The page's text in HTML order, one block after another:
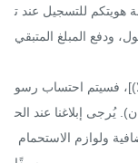
هويتكم للتسجيل عند ت
ودفع المبلغ المتبقي.
من ٦ سنوات (شاملًا)]، فسيتم احتساب رسو
السرير الإضافي (شخص واحد/٨٠٠ يوان). يُرجى إبلاغنا عند الح